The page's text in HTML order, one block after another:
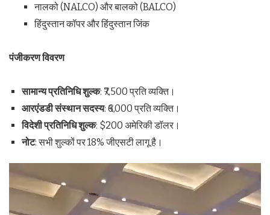
नालको (NALCO) और बालको (BALCO)
हिंदुस्तान कॉपर और हिंदुस्तान जिंक
पंजीकरण विवरण
सामान्य प्रतिनिधि शुल्क: ₹7,500 प्रति व्यक्ति।
आरएंडडी संस्थान सदस्य: ₹6,000 प्रति व्यक्ति।
विदेशी प्रतिनिधि शुल्क: $200 अमेरिकी डॉलर।
नोट: सभी शुल्कों पर 18% जीएसटी लागू है।
Player